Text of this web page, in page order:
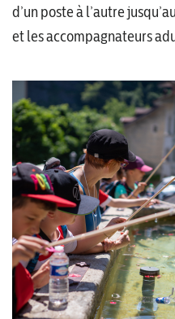
d’un poste à l’autre
et les accompagnateurs